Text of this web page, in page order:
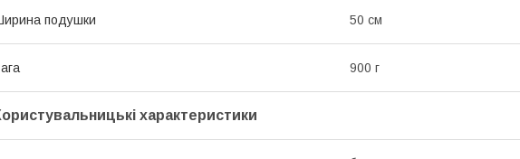
подушки 50 см
900 г
характеристики